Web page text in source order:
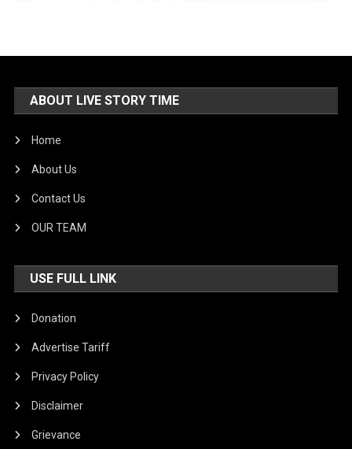
ABOUT LIVE STORY TIME
Home
About Us
Contact Us
OUR TEAM
USE FULL LINK
Donation
Advertise Tariff
Privacy Policy
Disclaimer
Grievance